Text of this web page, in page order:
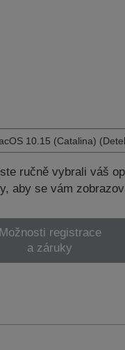
ručně vybrali váš
aby se vám
Možnosti registrace
a záruky